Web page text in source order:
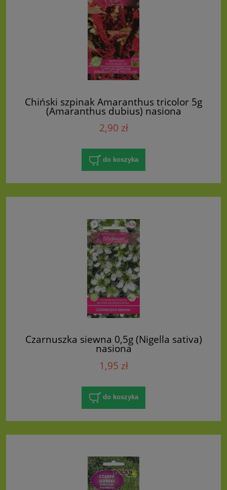
Chiński szpinak Amaranthus tricolor 5g
(Amaranthus dubius) nasiona
2,90 zł
do koszyka
Czarnuszka siewna 0,5g (Nigella sativa)
nasiona
1,95 zł
do koszyka